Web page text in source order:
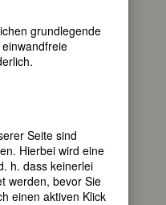
Albertine
grundlegende
Seite sind
Hierbei wird eine
h. dass keinerlei
werden, bevor Sie
einen aktiven Klick